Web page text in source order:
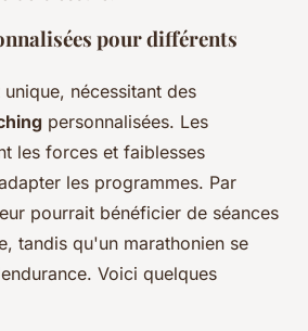
pour différents
nécessitant des
personnalisées. Les
les forces et faiblesses
les programmes. Par
pourrait bénéficier de séances
tandis qu'un marathonien se
Voici quelques